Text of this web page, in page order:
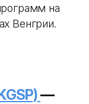
на
Венгрии.
—